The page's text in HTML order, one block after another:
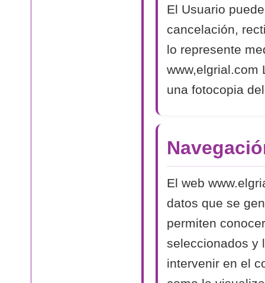
El Usuario
cancelación,
lo represente
www,elgrial.com
una fotocopia
El web
datos que se
permiten
seleccionados y
intervenir en el